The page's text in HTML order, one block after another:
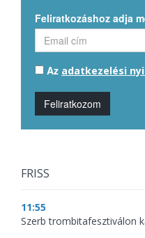
Feliratkozáshoz adja
Az adatkezelési
Feliratkozom
FRISS
11:55
Szerb trombitafesztiválon